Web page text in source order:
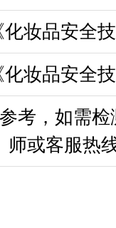
化妆品安全
化妆品安全
考，如需
师或客服热